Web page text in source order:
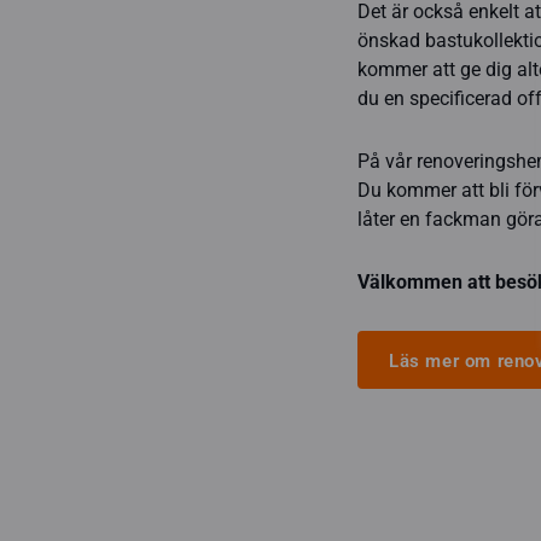
Det är också enkelt
önskad
kommer att ge dig
du en specificerad
På vår
Du kommer att bli
låter en fackman
Välkommen att
Läs mer om